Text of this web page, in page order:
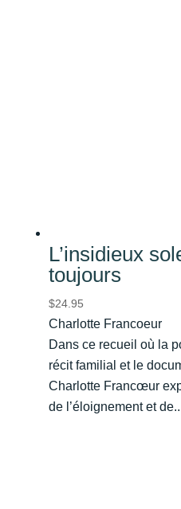
L’insidieux
toujours
$24.95
Charlotte Francoeur
Dans ce recueil où la
récit familial et le
Charlotte Francœur
de l’éloignement et